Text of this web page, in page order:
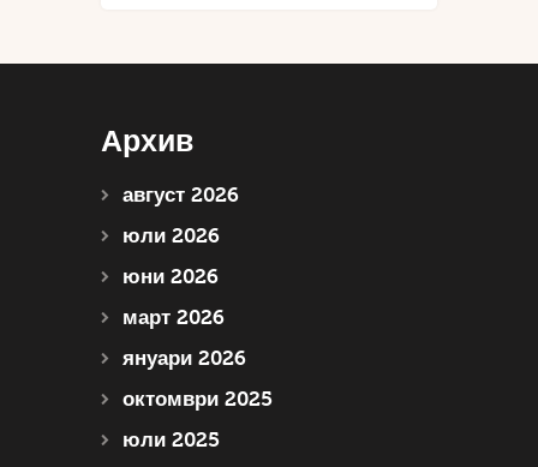
Архив
август 2026
юли 2026
юни 2026
март 2026
януари 2026
октомври 2025
юли 2025